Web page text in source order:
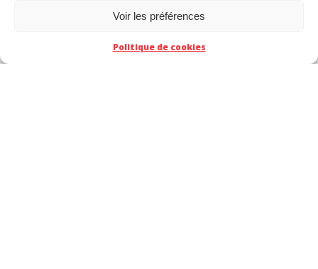
Voir les préférences
Politique de cookies